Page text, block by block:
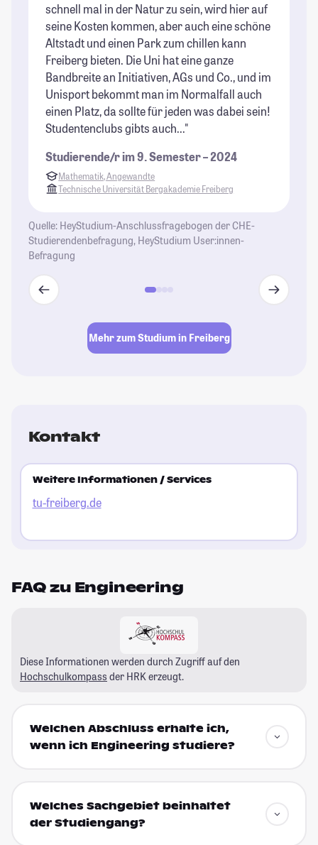
schnell mal in der Natur zu sein, wird hier auf
seine Kosten kommen, aber auch eine schöne
Altstadt und einen Park zum chillen kann
Freiberg bieten. Die Uni hat eine ganze
Bandbreite an Initiativen, AGs und Co., und im
Unisport bekommt man im Normalfall auch
einen Platz, da sollte für jeden was dabei sein!
Studentenclubs gibts auch..."
Studierende/r im 9. Semester – 2024
Mathematik, Angewandte
Technische Universität Bergakademie Freiberg
Quelle: HeyStudium-Anschlussfragebogen der CHE-
Studierendenbefragung, HeyStudium User:innen-
Befragung
Mehr zum Studium in Freiberg
Kontakt
Weitere Informationen / Services
tu-freiberg.de
FAQ zu Engineering
Diese Informationen werden durch Zugriff auf den
Hochschulkompass der HRK erzeugt.
Welchen Abschluss erhalte ich,
wenn ich Engineering studiere?
Welches Sachgebiet beinhaltet
der Studiengang?